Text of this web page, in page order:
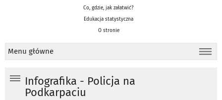
Co, gdzie, jak załatwić?
Edukacja statystyczna
O stronie
Menu główne
Infografika - Policja na
Podkarpaciu